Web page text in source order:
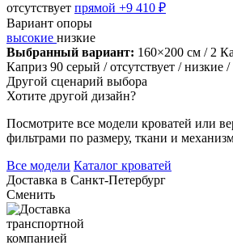
отсутствует прямой +9 410 ₽
Вариант опоры
высокие низкие
Выбранный вариант: 160×200 см / 2
Каприз 90 серый / отсутствует / низкие /
Другой сценарий выбора
Хотите другой дизайн?
Посмотрите все модели кроватей или
фильтрами по размеру, ткани и
Все модели Каталог кроватей
Доставка в Санкт-Петербург
Сменить